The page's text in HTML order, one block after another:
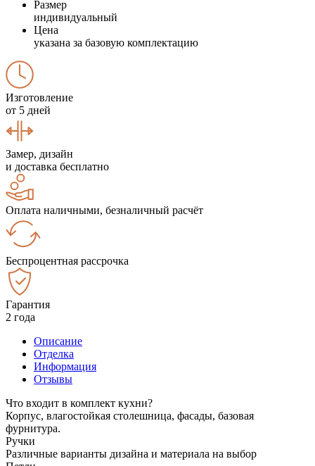
Размер
индивидуальный
Цена
указана за базовую комплектацию
Изготовление
от 5 дней
Замер, дизайн
и доставка бесплатно
Оплата наличными, безналичный расчёт
Беспроцентная рассрочка
Гарантия
2 года
Описание
Отделка
Информация
Отзывы
Что входит в комплект кухни?
Корпус, влагостойкая столешница, фасады, базовая
фурнитура.
Ручки
Различные варианты дизайна и материала на выбор